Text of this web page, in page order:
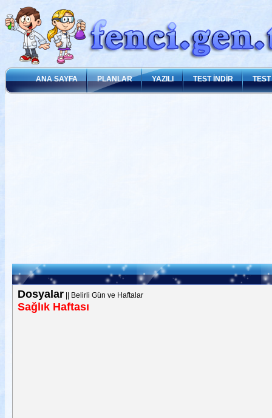
ANA SAYFA PLANLAR YAZILI TEST İNDİR
Dosyalar|| Belirli Gün ve Haftalar
Sağlık Haftası